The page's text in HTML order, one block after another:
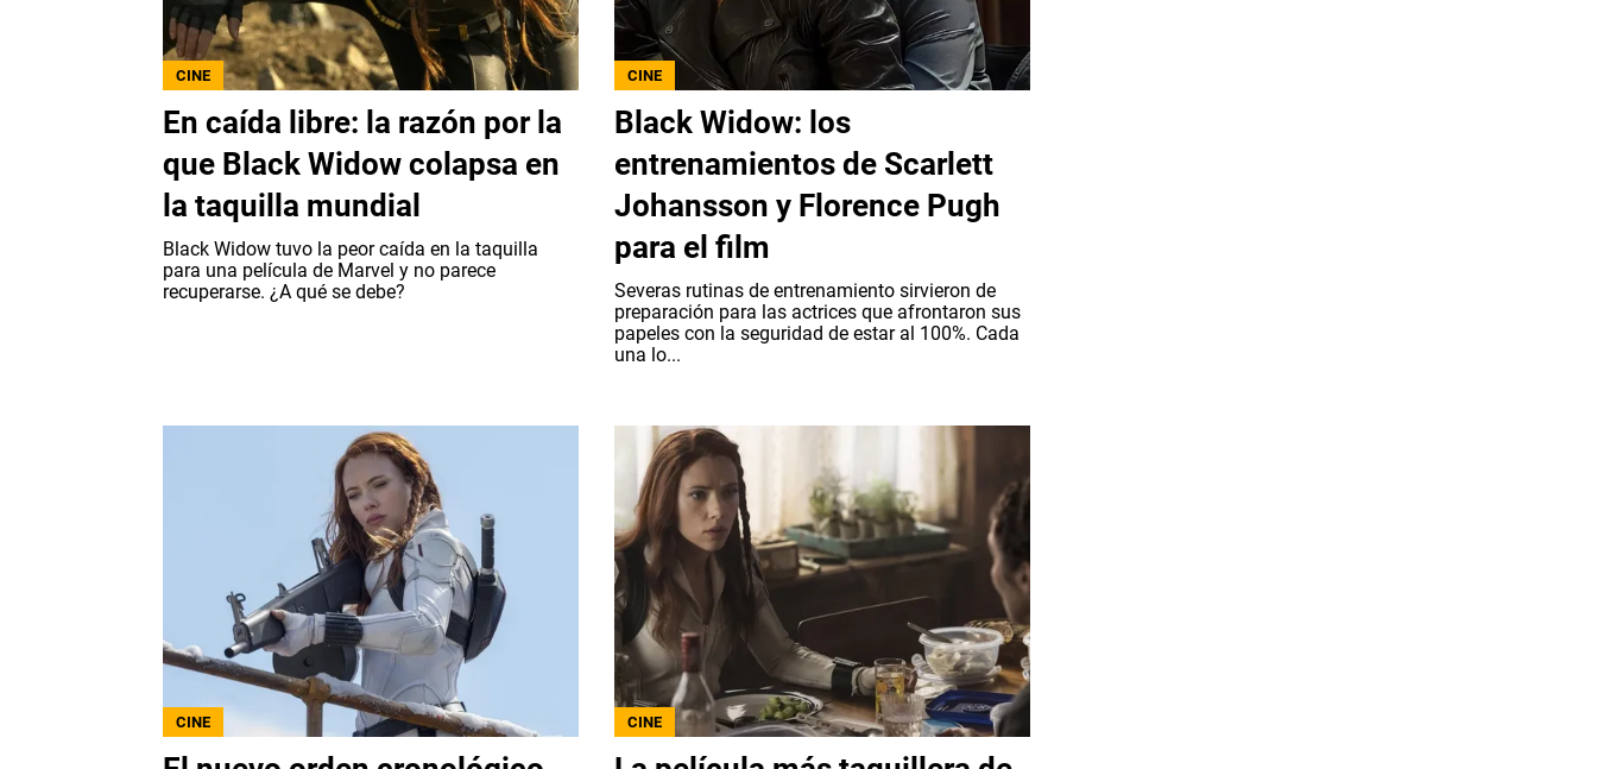
CINE
En caída libre: la razón por la
que Black Widow colapsa en
la taquilla mundial
Black Widow tuvo la peor caída en la taquilla
para una película de Marvel y no parece
recuperarse. ¿A qué se debe?
CINE
Black Widow: los
entrenamientos de Scarlett
Johansson y Florence Pugh
para el film
Severas rutinas de entrenamiento sirvieron de
preparación para las actrices que afrontaron sus
papeles con la seguridad de estar al 100%. Cada
una lo...
CINE CINE